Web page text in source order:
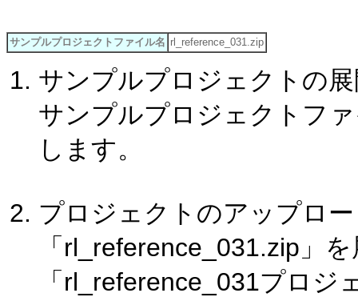
サンプルプロジェクトファイル名 rl_reference_031.zip
サンプルプロジェクトの
サンプルプロジェクトフ
します。
プロジェクトのアップロ
「rl_reference_031.zip」
「rl_reference_031プロ